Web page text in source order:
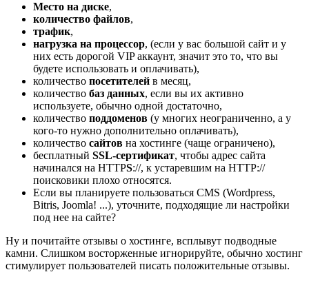
Место на диске,
количество файлов,
трафик,
нагрузка на процессор, (если у вас большой сайт и у
них есть дорогой VIP аккаунт, значит это то, что вы
будете использовать и оплачивать),
количество посетителей в месяц,
количество баз данных, если вы их активно
используете, обычно одной достаточно,
количество поддоменов (у многих неограниченно, а у
кого-то нужно дополнительно оплачивать),
количество сайтов на хостинге (чаще ограничено),
бесплатный SSL-сертификат, чтобы адрес сайта
начинался на HTTPS://, к устаревшим на HTTP://
поисковики плохо относятся.
Если вы планируете пользоваться CMS (Wordpress,
Bitris, Joomla! ...), уточните, подходящие ли настройки
под нее на сайте?
Ну и почитайте отзывы о хостинге, всплывут подводные
камни. Слишком восторженные игнорируйте, обычно хостинг
стимулирует пользователей писать положительные отзывы.